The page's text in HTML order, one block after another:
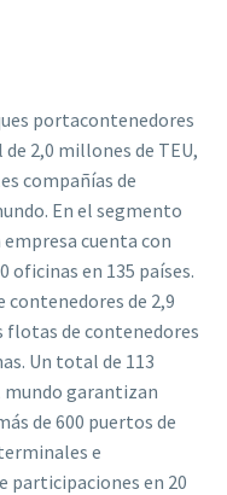
portacontenedores
2,0 millones de TEU,
compañías de
En el segmento
cuenta con
oficinas en 135 países.
contenedores de 2,9
flotas de contenedores
Un total de 113
mundo garantizan
de 600 puertos de
e
participaciones en 20